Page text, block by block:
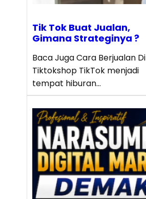
Tik Tok Buat Jualan,
Gimana Strateginya ?
Baca Juga Cara Berjualan Di
Tiktokshop TikTok menjadi
tempat hiburan…